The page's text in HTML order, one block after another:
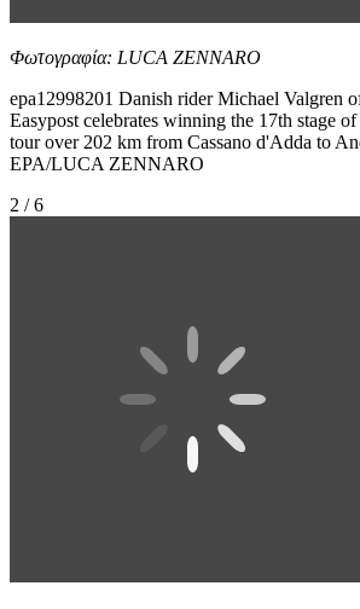
Φωτογραφία: LUCA ZENNARO
epa12998201 Danish rider Michael Valgren
Easypost celebrates winning the 17th stage
tour over 202 km from Cassano d'Adda to
EPA/LUCA ZENNARO
2 / 6